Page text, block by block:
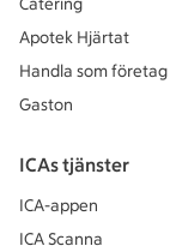
Catering
Apotek Hjärtat
Handla som företag
Gaston
ICAs tjänster
ICA-appen
ICA Scanna